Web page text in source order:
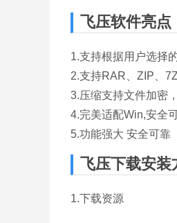
飞压软件亮点
1.支持根据用户选择
2.支持RAR、ZIP、
3.压缩支持文件加密
4.完美适配Win,安全
5.功能强大 安全可靠
飞压下载安装
1.下载资源